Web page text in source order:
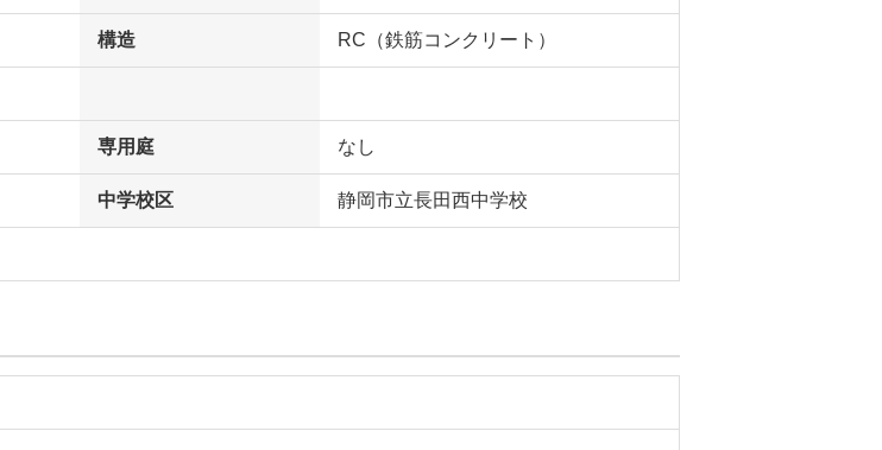
構造 RC（鉄筋コンクリート）
専用庭 なし
中学校区 静岡市立長田西中学校